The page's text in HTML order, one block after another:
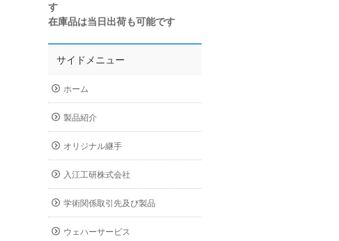
す
在庫品は当日出荷も可能です
サイドメニュー
ホーム
製品紹介
オリジナル継手
入江工研株式会社
学術関係取引先及び製品
ウェハーサービス